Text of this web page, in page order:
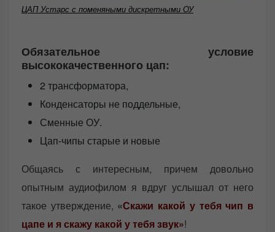
ЦАП Устарс с поменяными дискретными ОУ
Обязательное условие
высококачественного цап:
2 трансформатора,
Конденсаторы не поддельные,
Сменные ОУ.
Цап-чипы старые и новые
Общаясь с интересным, причем довольно
опытным аудиофилом я вдруг услышал от него
такое утверждение, «Скажи какой у тебя чип в
цапе и я скажу какой у тебя звук»!